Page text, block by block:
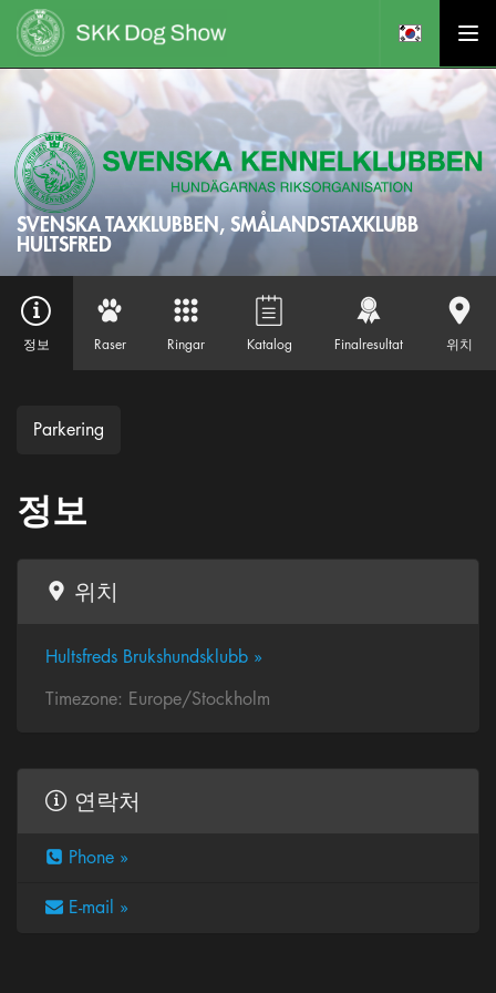
SVENSKA TAXKLUBBEN, SMÅLANDSTAXKLUBB
HULTSFRED
정보 Raser Ringar Katalog Finalresultat 위치
Parkering
정보
위치
Hultsfreds Brukshundsklubb »
Timezone: Europe/Stockholm
연락처
Phone »
E-mail »